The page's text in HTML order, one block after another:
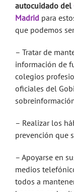
autocuidado del
Madrid para
que podemos
– Tratar de
información de
colegios
oficiales del
– Realizar los
prevención que
– Apoyarse en
medios
todos a